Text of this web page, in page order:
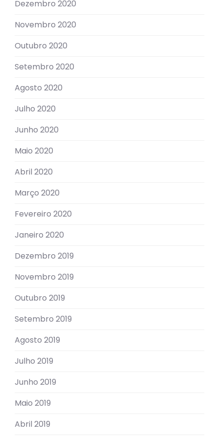
Dezembro 2020
Novembro 2020
Outubro 2020
Setembro 2020
Agosto 2020
Julho 2020
Junho 2020
Maio 2020
Abril 2020
Março 2020
Fevereiro 2020
Janeiro 2020
Dezembro 2019
Novembro 2019
Outubro 2019
Setembro 2019
Agosto 2019
Julho 2019
Junho 2019
Maio 2019
Abril 2019